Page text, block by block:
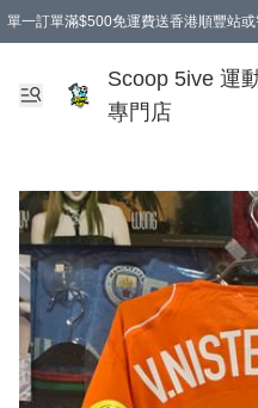
單一訂單滿$500免運費送香港順豐站
Scoop 5ive 運
專門店